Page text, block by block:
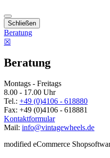
Schließen
Beratung
☒
Beratung
Montags - Freitags
8.00 - 17.00 Uhr
Tel.: +49 (0)4106 - 618880
Fax: +49 (0)4106 - 618881
Kontaktformular
Mail: info@vintagewheels.de
modified eCommerce